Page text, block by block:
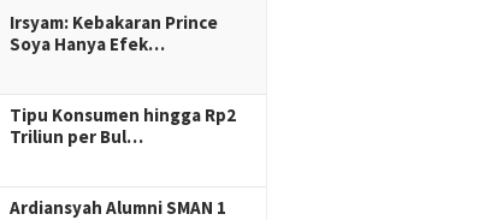
Irsyam: Kebakaran Prince
Soya Hanya Efek…
Tipu Konsumen hingga Rp2
Triliun per Bul…
Ardiansyah Alumni SMAN 1